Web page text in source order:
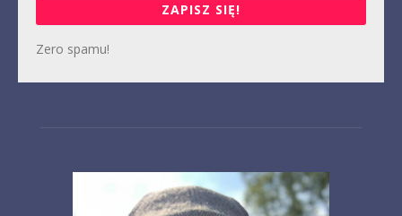
ZAPISZ SIĘ!
Zero spamu!